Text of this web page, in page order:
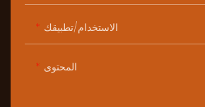
الاستخدام/تطبيقك
المحتوى